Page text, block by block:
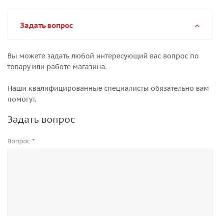
Задать вопрос
Вы можете задать любой интересующий вас вопрос по
товару или работе магазина.
Наши квалифицированные специалисты обязательно вам
помогут.
Задать вопрос
Вопрос *